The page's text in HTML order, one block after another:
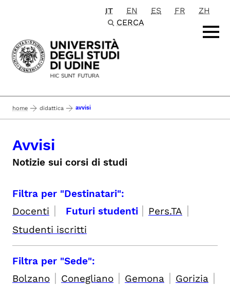
Passa al contenuto principale
IT EN ES FR
ZH
CERCA
home didattica avvisi
Avvisi
Notizie sui corsi di studi
Filtra per "Destinatari":
Docenti | Futuri studenti | Pers.TA |
Studenti iscritti
Filtra per "Sede":
Bolzano | Conegliano | Gemona | Gorizia |